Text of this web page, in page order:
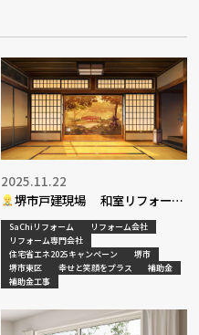
堺市戸建現場 和室リフォーム
工事
2025.11.22
SaChiリフォーム
リフォーム会社
リフォーム専門会社
住宅省エネ2025キャンペーン
堺市
堺市東区
幸せと笑顔をプラス
補助金
補助金工事